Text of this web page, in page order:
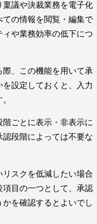
稟議や決裁業務を電子化
ての情報を閲覧・編集で
や業務効率の低下につ
、この機能を用いて承
設定しておくと、入力
ごとに表示・非表示に
段階によっては不要な
スクを低減したい場合
目の一つとして、承認
を確認するとよいでし